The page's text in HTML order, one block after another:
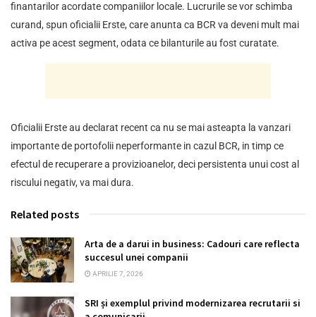
finantarilor acordate companiilor locale. Lucrurile se vor schimba
curand, spun oficialii Erste, care anunta ca BCR va deveni mult mai
activa pe acest segment, odata ce bilanturile au fost curatate.
Oficialii Erste au declarat recent ca nu se mai asteapta la vanzari
importante de portofolii neperformante in cazul BCR, in timp ce
efectul de recuperare a provizioanelor, deci persistenta unui cost al
riscului negativ, va mai dura.
Related posts
Arta de a darui in business: Cadouri care reflecta
succesul unei companii
APRILIE 7, 2026
SRI și exemplul privind modernizarea recrutarii si